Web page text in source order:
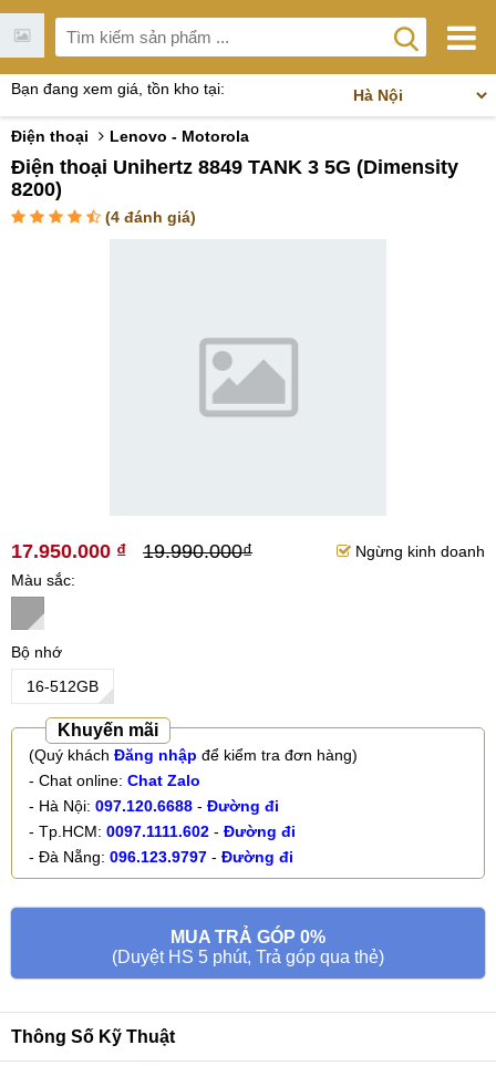
Bạn đang xem giá, tồn kho tại:
Điện thoại Lenovo - Motorola
Điện thoại Unihertz 8849 TANK 3 5G (Dimensity
8200)
(4 đánh giá)
17.950.000 ₫ 19.990.000₫
Ngừng kinh doanh
Màu sắc
Bộ nhớ
16-512GB
Khuyến mãi
(Quý khách Đăng nhập để kiểm tra đơn hàng)
- Chat online: Chat Zalo
- Hà Nội: 097.120.6688 - Đường đi
- Tp.HCM: 0097.1111.602 - Đường đi
- Đà Nẵng: 096.123.9797 - Đường đi
MUA TRẢ GÓP 0%
(Duyệt HS 5 phút, Trả góp qua thẻ)
Thông Số Kỹ Thuật